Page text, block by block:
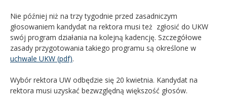
Nie później niż na trzy tygodnie przed zasadniczym
głosowaniem kandydat na rektora musi też zgłosić do UKW
swój program działania na kolejną kadencję. Szczegółowe
zasady przygotowania takiego programu są określone w
uchwale UKW (pdf).
Wybór rektora UW odbędzie się 20 kwietnia. Kandydat na
rektora musi uzyskać bezwzględną większość głosów.